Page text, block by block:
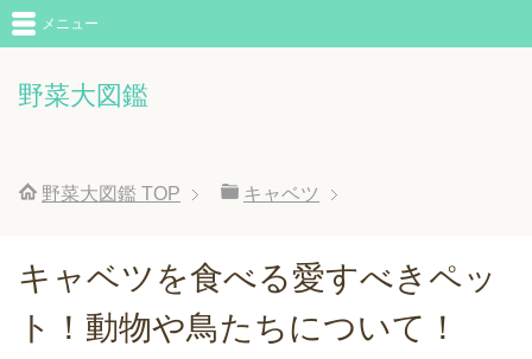
野菜大図鑑
メニュー
野菜大図鑑 TOP キャベツ
キャベツを食べる愛すべきペッ
ト！動物や鳥たちについて！